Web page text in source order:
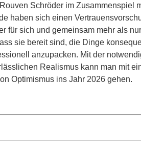
Schröder im Zusammenspiel
haben sich einen
für sich und gemeinsam mehr als nur
sie bereit sind, die Dinge
anzupacken.​ Mit der
Realismus kann man mit
Optimismus ins Jahr 2026 gehen.